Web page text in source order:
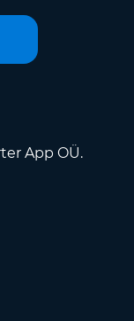
App OÜ.